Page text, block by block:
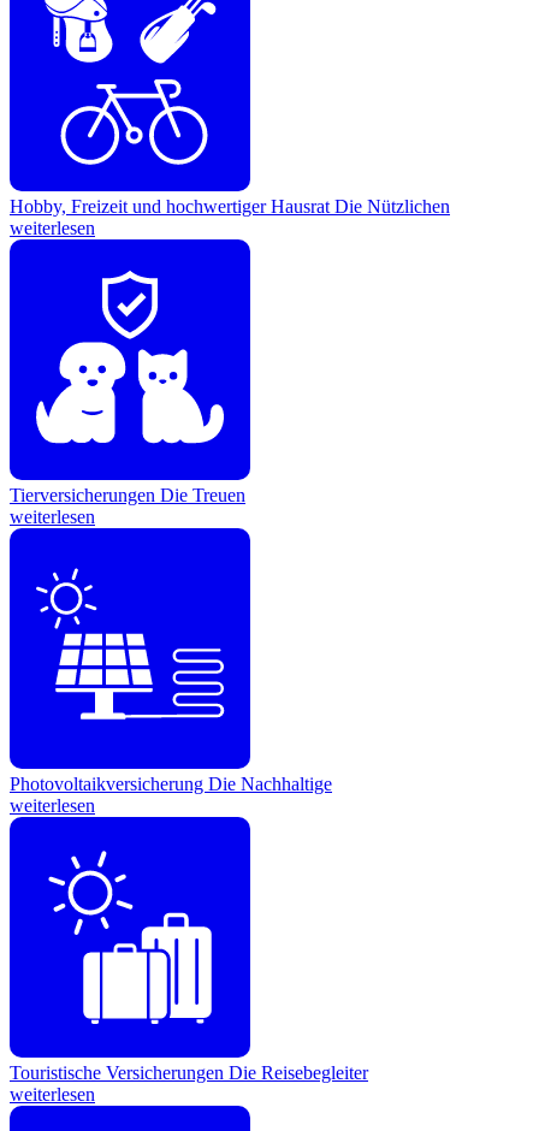
Hobby, Freizeit und hochwertiger Hausrat Die Nützlichen
weiterlesen
Tierversicherungen Die Treuen
weiterlesen
Photovoltaikversicherung Die Nachhaltige
weiterlesen
Touristische Versicherungen Die Reisebegleiter
weiterlesen